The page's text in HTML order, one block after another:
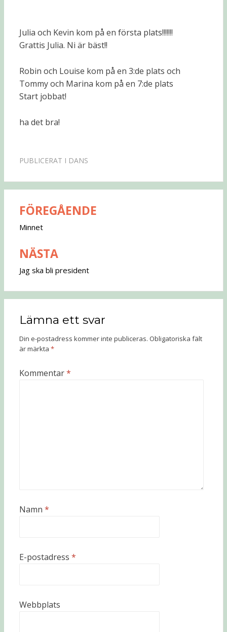
Julia och Kevin kom på en första plats!!!!!!!
Grattis Julia. Ni är bäst!!
Robin och Louise kom på en 3:de plats och
Tommy och Marina kom på en 7:de plats
Start jobbat!
ha det bra!
PUBLICERAT I DANS
Inläggsnavigering
FÖREGÅENDE
Minnet
NÄSTA
Jag ska bli president
Lämna ett svar
Din e-postadress kommer inte publiceras. Obligatoriska fält
är märkta *
Kommentar*
Namn *
E-postadress *
Webbplats